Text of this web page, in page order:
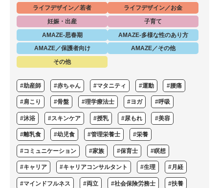
ライフデザイン／若者
ライフデザイン／お金
妊娠・出産
子育て
AMAZE-思春期
AMAZE-多様な性のあり方
AMAZE／保護者向け
AMAZE／その他
その他
#助産師 #赤ちゃん #マタニティ #運動 #腰痛
#肩こり #骨盤 #理学療法士 #ヨガ #呼吸
#沐浴 #スキンケア #授乳 #尿もれ #美容
#離乳食 #幼児食 #管理栄養士 #栄養
#コミュニケーション #家族 #保育士 #瞑想
#キャリア #キャリアコンサルタント #生理 #月経
#マインドフルネス #両立 #社会保険労務士 #扶養